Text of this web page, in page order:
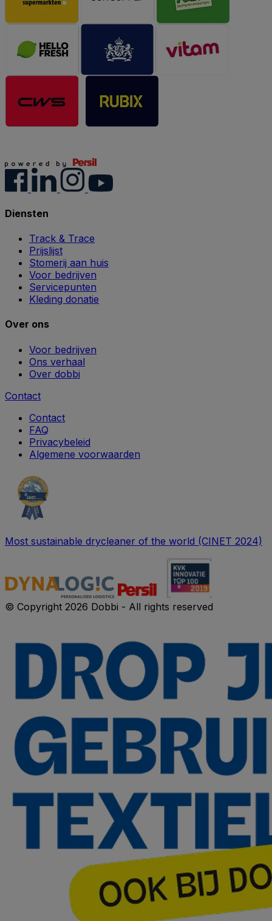
Diensten
Track & Trace
Prijslijst
Stomerij aan huis
Voor bedrijven
Servicepunten
Kleding donatie
Over ons
Voor bedrijven
Ons verhaal
Over dobbi
Contact
Contact
FAQ
Privacybeleid
Algemene voorwaarden
Most sustainable drycleaner of the world (CINET 2024)
© Copyright 2026 Dobbi - All rights reserved